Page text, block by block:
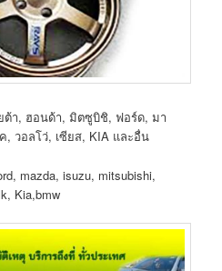
ต้า, ฮอนด้า, มิตซูบิชิ, ฟอร์ด, มา
, วอลโว่, เซียส, KIA และอื่น
mazda, isuzu, mitsubishi,
Kia,bmw